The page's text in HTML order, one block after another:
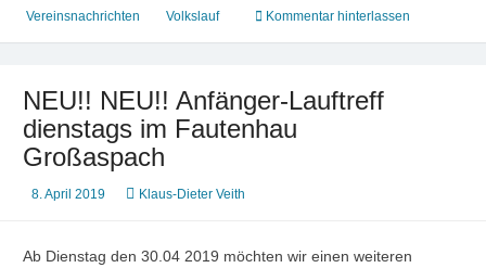
Vereinsnachrichten Volkslauf Kommentar hinterlassen
NEU!! NEU!! Anfänger-Lauftreff
dienstags im Fautenhau
Großaspach
8. April 2019 Klaus-Dieter Veith
Ab Dienstag den 30.04 2019 möchten wir einen weiteren